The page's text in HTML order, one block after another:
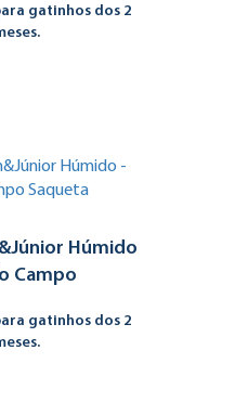
gatinhos dos 2
Húmido
Campo
gatinhos dos 2